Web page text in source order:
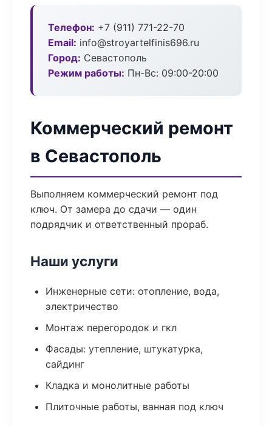
Телефон: +7 (911) 771-22-70
Email: info@stroyartelfinis696.ru
Город: Севастополь
Режим работы: Пн-Вс: 09:00-20:00
Коммерческий ремонт
в Севастополь
Выполняем коммерческий ремонт под
ключ. От замера до сдачи — один
подрядчик и ответственный прораб.
Наши услуги
Инженерные сети: отопление, вода,
электричество
Монтаж перегородок и гкл
Фасады: утепление, штукатурка,
сайдинг
Кладка и монолитные работы
Плиточные работы, ванная под ключ